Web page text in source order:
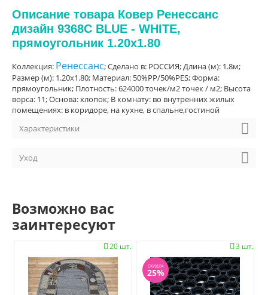
Описание товара Ковер Ренессанс
дизайн 9368C BLUE - WHITE,
прямоугольник 1.20x1.80
Коллекция: Ренессанс; Сделано в: РОССИЯ; Длина (м): 1.8м;
Размер (м): 1.20x1.80; Материал: 50%PP/50%PES; Форма:
прямоугольник; Плотность: 624000 точек/м2 точек / м2; Высота
ворса: 11; Основа: хлопок; В комнату: во внутренних жилых
помещениях: в коридоре, на кухне, в спальне,гостиной
Характеристики
Уход
Возможно вас
заинтересуют
20 шт.
 3 шт.

СКИДКА
25%